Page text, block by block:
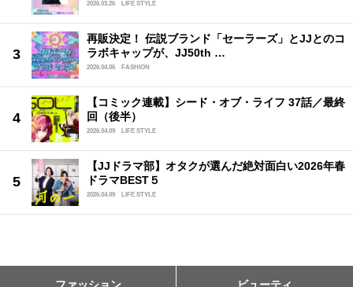
2026.03.26 LIFE STYLE
再販決定！ 伝説ブランド「セーラーズ」とJJとのコ
ラボキャップが、JJ50th …
2026.04.06 FASHION
【コミック連載】シード・オブ・ライフ 37話／最終
回（後半）
2026.04.09 LIFE STYLE
【JJドラマ部】オタクが選んだ絶対面白い2026年春
ドラマBEST５
2026.04.09 LIFE STYLE